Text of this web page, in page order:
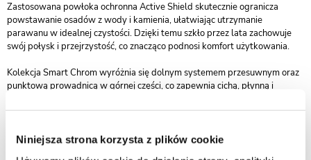
Niniejsza strona korzysta z plików cookie
Zastosowana powłoka ochronna Active Shield skutecznie ogranicza
powstawanie osadów z wody i kamienia, ułatwiając utrzymanie
parawanu w idealnej czystości. Dzięki temu szkło przez lata zachowuje
swój połysk i przejrzystość, co znacząco podnosi komfort użytkowania.
Kolekcja Smart Chrom wyróżnia się dolnym systemem przesuwnym oraz
punktową prowadnicą w górnej części, co zapewnia cichą, płynną i
nowoczesny, minimalistyczny charakter, a jednocześnie zwiększa